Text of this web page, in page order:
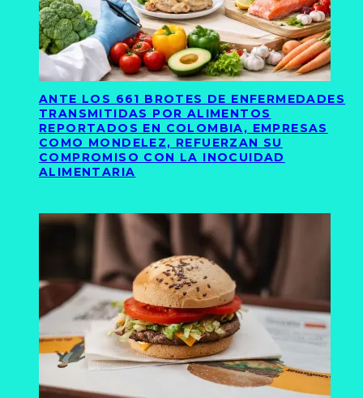
ANTE LOS 661 BROTES DE ENFERMEDADES
TRANSMITIDAS POR ALIMENTOS
REPORTADOS EN COLOMBIA, EMPRESAS
COMO MONDELEZ, REFUERZAN SU
COMPROMISO CON LA INOCUIDAD
ALIMENTARIA